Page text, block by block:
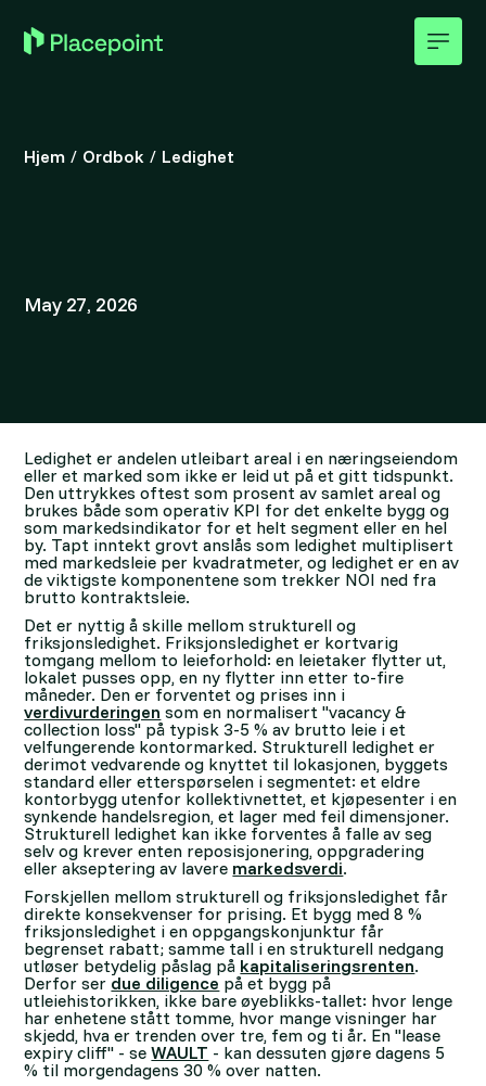
Hjem / Ordbok / Ledighet
May 27, 2026
Ledighet er andelen utleibart areal i en næringseiendom
eller et marked som ikke er leid ut på et gitt tidspunkt.
Den uttrykkes oftest som prosent av samlet areal og
brukes både som operativ KPI for det enkelte bygg og
som markedsindikator for et helt segment eller en hel
by. Tapt inntekt grovt anslås som ledighet multiplisert
med markedsleie per kvadratmeter, og ledighet er en av
de viktigste komponentene som trekker NOI ned fra
brutto kontraktsleie.
Det er nyttig å skille mellom strukturell og
friksjonsledighet. Friksjonsledighet er kortvarig
tomgang mellom to leieforhold: en leietaker flytter ut,
lokalet pusses opp, en ny flytter inn etter to-fire
måneder. Den er forventet og prises inn i
verdivurderingen som en normalisert "vacancy &
collection loss" på typisk 3-5 % av brutto leie i et
velfungerende kontormarked. Strukturell ledighet er
derimot vedvarende og knyttet til lokasjonen, byggets
standard eller etterspørselen i segmentet: et eldre
kontorbygg utenfor kollektivnettet, et kjøpesenter i en
synkende handelsregion, et lager med feil dimensjoner.
Strukturell ledighet kan ikke forventes å falle av seg
selv og krever enten reposisjonering, oppgradering
eller akseptering av lavere markedsverdi.
Forskjellen mellom strukturell og friksjonsledighet får
direkte konsekvenser for prising. Et bygg med 8 %
friksjonsledighet i en oppgangskonjunktur får
begrenset rabatt; samme tall i en strukturell nedgang
utløser betydelig påslag på kapitaliseringsrenten.
Derfor ser due diligence på et bygg på
utleiehistorikken, ikke bare øyeblikks-tallet: hvor lenge
har enhetene stått tomme, hvor mange visninger har
skjedd, hva er trenden over tre, fem og ti år. En "lease
expiry cliff" - seWAULT - kan dessuten gjøre dagens 5
% til morgendagens 30 % over natten.